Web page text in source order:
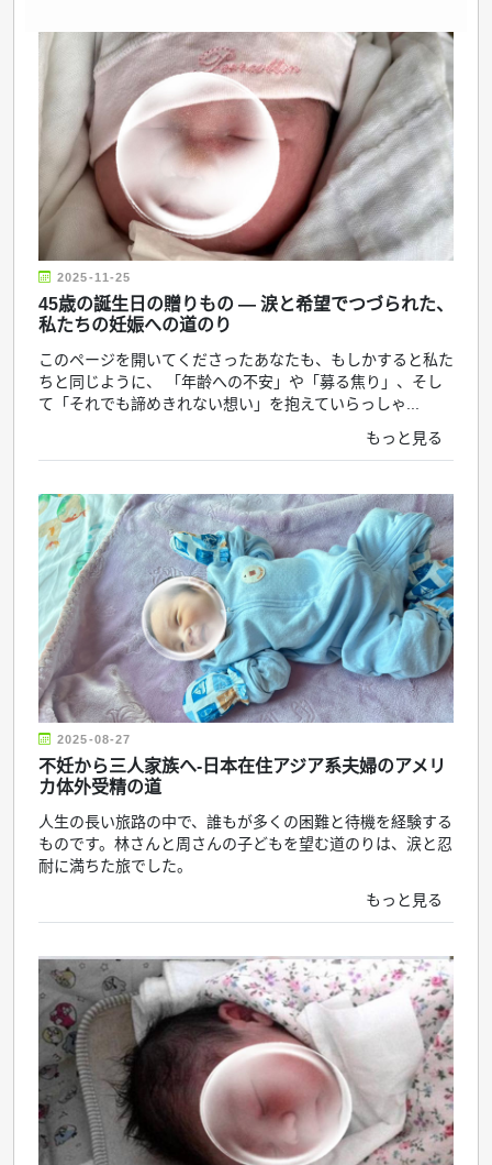
2025-11-25
45歳の誕生日の贈りもの ― 涙と希望でつづられた、
私たちの妊娠への道のり
このページを開いてくださったあなたも、もしかすると私た
ちと同じように、 「年齢への不安」や「募る焦り」、そし
て「それでも諦めきれない想い」を抱えていらっしゃ...
もっと見る
2025-08-27
不妊から三人家族へ-日本在住アジア系夫婦のアメリ
カ体外受精の道
人生の長い旅路の中で、誰もが多くの困難と待機を経験する
ものです。林さんと周さんの子どもを望む道のりは、涙と忍
耐に満ちた旅でした。
もっと見る